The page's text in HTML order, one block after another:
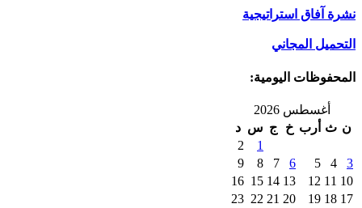
نشرة آفاق استراتيجية
التحميل المجاني
المحفوظات اليومية:
أغسطس 2026
ن ث أرب خ ج س د
1
2
3
4
5
6
7
8
9
10
11
12
13
14
15
16
17
18
19
20
21
22
23